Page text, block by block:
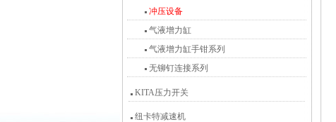
冲压设备
气液增力缸
气液增力缸手钳系列
无铆钉连接系列
KITA压力开关
纽卡特减速机